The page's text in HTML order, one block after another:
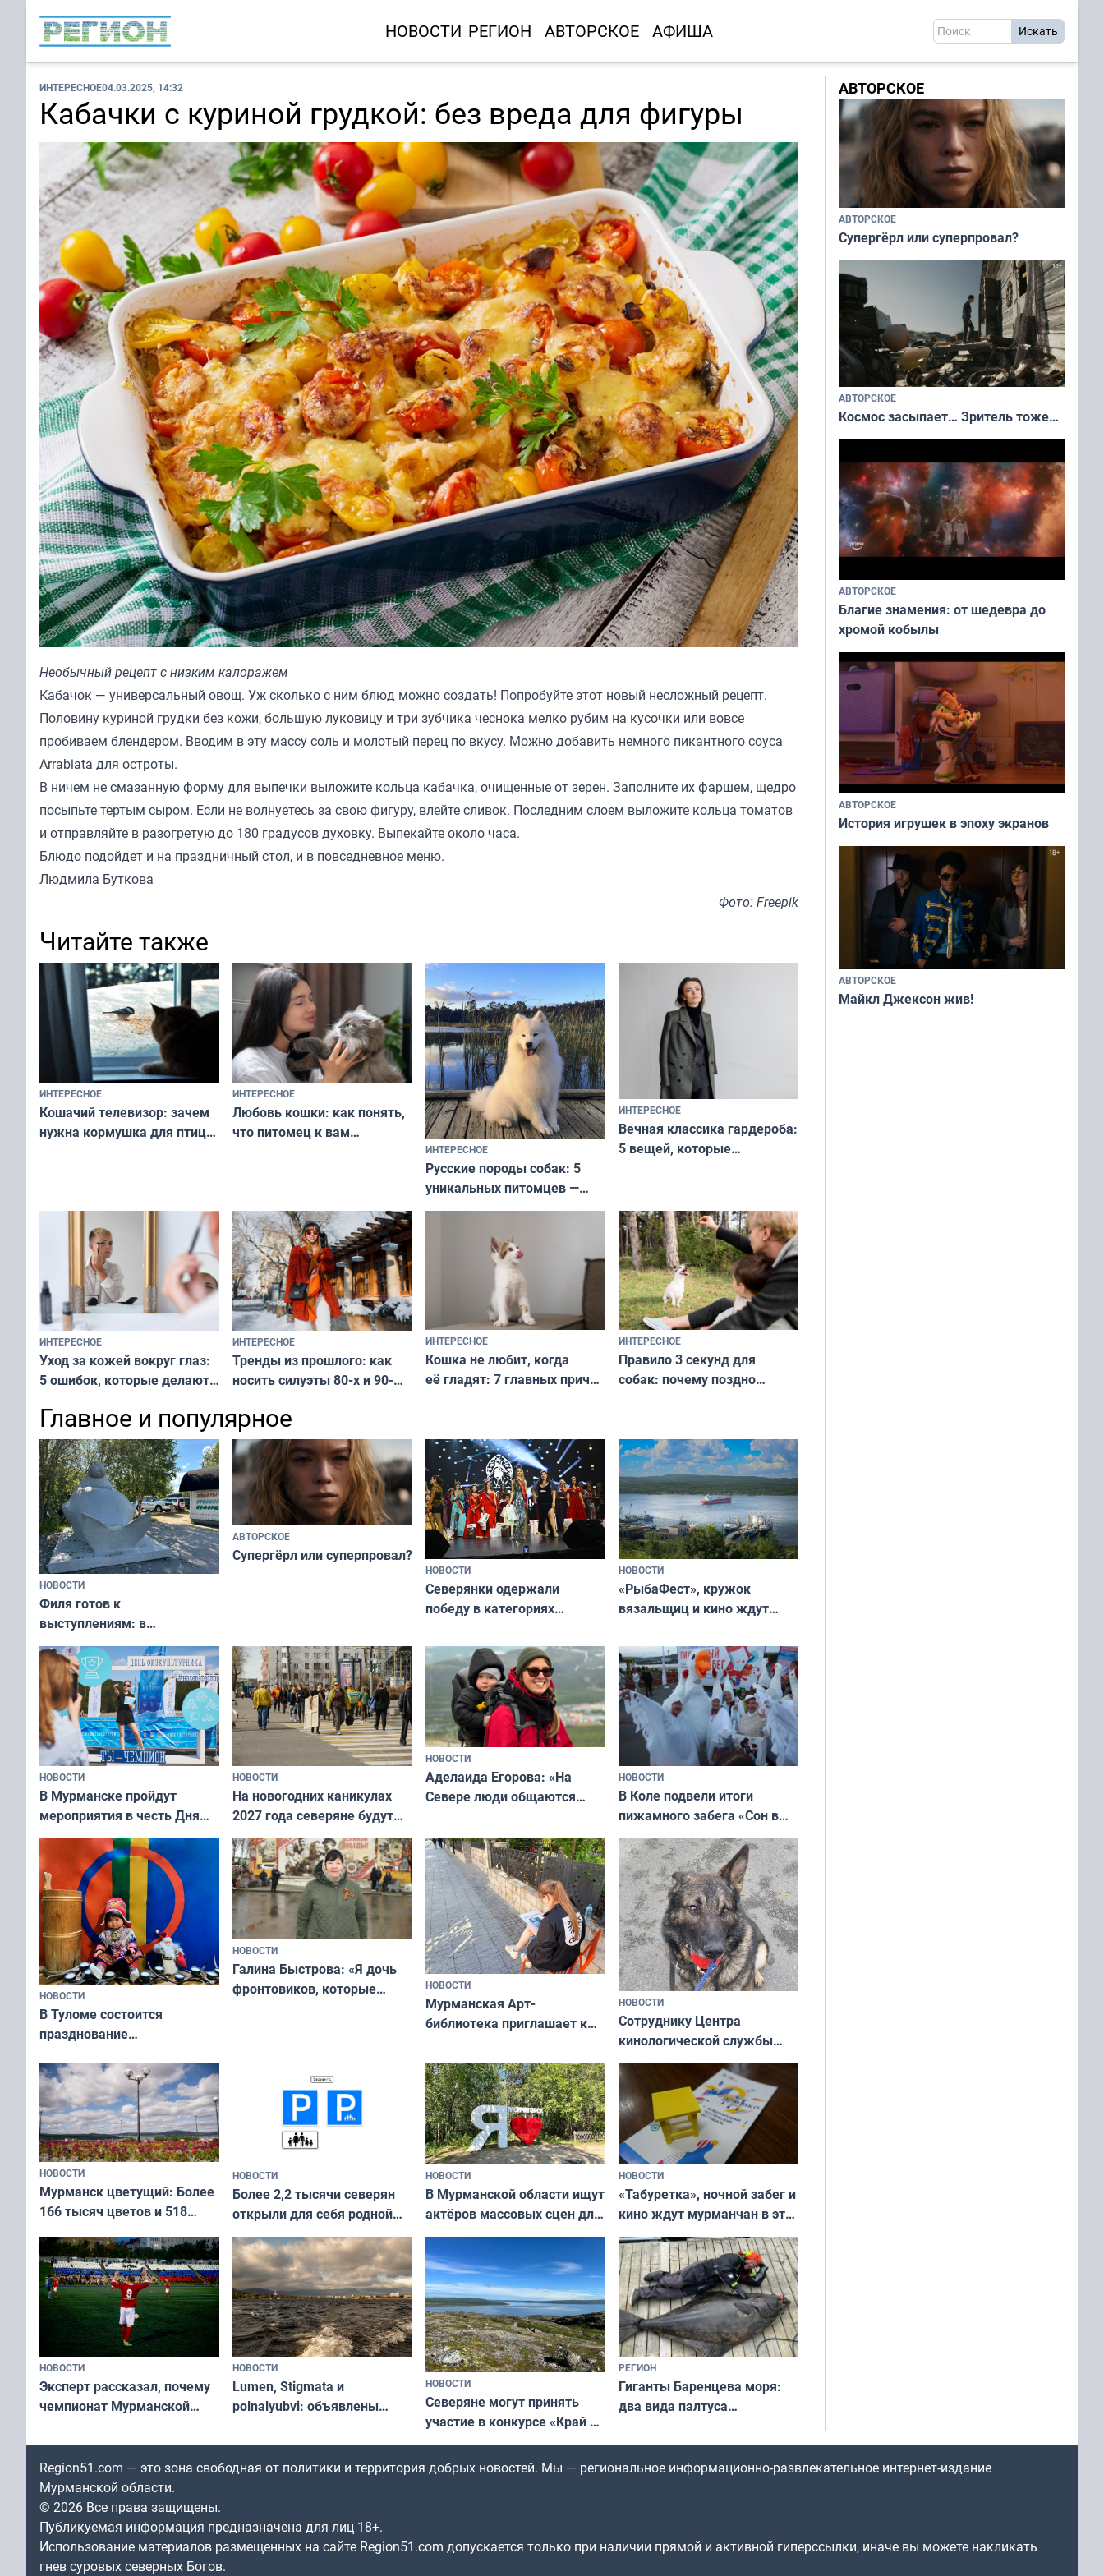
НОВОСТИ РЕГИОН АВТОРСКОЕ АФИША
ИНТЕРЕСНОЕ04.03.2025, 14:32
Кабачки с куриной грудкой: без вреда для фигуры
Необычный рецепт с низким калоражем
Кабачок — универсальный овощ. Уж сколько с ним блюд можно создать! Попробуйте этот новый несложный рецепт.
Половину куриной грудки без кожи, большую луковицу и три зубчика чеснока мелко рубим на кусочки или вовсе
пробиваем блендером. Вводим в эту массу соль и молотый перец по вкусу. Можно добавить немного пикантного соуса
Arrabiata для остроты.
В ничем не смазанную форму для выпечки выложите кольца кабачка, очищенные от зерен. Заполните их фаршем, щедро
посыпьте тертым сыром. Если не волнуетесь за свою фигуру, влейте сливок. Последним слоем выложите кольца томатов
и отправляйте в разогретую до 180 градусов духовку. Выпекайте около часа.
Блюдо подойдет и на праздничный стол, и в повседневное меню.
Людмила Буткова
Фото: Freepik
Читайте также
ИНТЕРЕСНОЕ
Кошачий телевизор: зачем
нужна кормушка для птиц
ИНТЕРЕСНОЕ
Любовь кошки: как понять,
что питомец к вам
ИНТЕРЕСНОЕ
Русские породы собак: 5
уникальных питомцев —
национальные сокровища
и характером
ИНТЕРЕСНОЕ
Вечная классика гардероба:
5 вещей, которые
и актуально в любой сезон
ИНТЕРЕСНОЕ
Уход за кожей вокруг глаз:
5 ошибок, которые делают
и вернуть свежий взгляд
без дорогих средств
ИНТЕРЕСНОЕ
Тренды из прошлого: как
носить силуэты 80-х и 90-
современно и стильно без
переплат
ИНТЕРЕСНОЕ
Кошка не любит, когда
её гладят: 7 главных причин
независимому питомцу
ИНТЕРЕСНОЕ
Правило 3 секунд для
собак: почему поздно
питомцу всё сразу и без
криков
Главное и популярное
НОВОСТИ
Филя готов к
выступлениям: в
мурманском океанариуме
рассказали о состоянии
тюленей
АВТОРСКОЕ
Супергёрл или суперпровал?
НОВОСТИ
Северянки одержали
победу в категориях
«Мисс и Миссис Великая
Русь»
НОВОСТИ
«РыбаФест», кружок
вязальщиц и кино ждут
НОВОСТИ
В Мурманске пройдут
мероприятия в честь Дня
физкультурника
НОВОСТИ
На новогодних каникулах
2027 года северяне будут
отдыхать 11 дней
НОВОСТИ
Аделаида Егорова: «На
Севере люди общаются
а потому что
ты им интересен»
НОВОСТИ
В Коле подвели итоги
пижамного забега «Сон в
Олимпийскую ночь»
НОВОСТИ
В Туломе состоится
празднование
коренных народов мира
НОВОСТИ
Галина Быстрова: «Я дочь
фронтовиков, которые
НОВОСТИ
Мурманская Арт-
библиотека приглашает к
и фотографов
НОВОСТИ
Сотруднику Центра
кинологической службы
ищут новый дом
НОВОСТИ
Мурманск цветущий: Более
166 тысяч цветов и 518
НОВОСТИ
Более 2,2 тысячи северян
открыли для себя родной
край в рамках проекта
«Туризм для своих»
НОВОСТИ
В Мурманской области ищут
актёров массовых сцен для
съёмок в
короткометражном фильме
НОВОСТИ
«Табуретка», ночной забег и
кино ждут мурманчан в эти
выходные
НОВОСТИ
Эксперт рассказал, почему
чемпионат Мурманской
незамеченным
НОВОСТИ
Lumen, Stigmata и
polnalyubvi: объявлены
«Имандра» в 2026 года
НОВОСТИ
Северяне могут принять
участие в конкурсе «Край у
северной границы: фотогид
по Печенгскому округу»
РЕГИОН
Гиганты Баренцева моря:
два вида палтуса
АВТОРСКОЕ
АВТОРСКОЕ
Супергёрл или суперпровал?
АВТОРСКОЕ
Космос засыпает… Зритель тоже…
АВТОРСКОЕ
Благие знамения: от шедевра до
хромой кобылы
АВТОРСКОЕ
История игрушек в эпоху экранов
АВТОРСКОЕ
Майкл Джексон жив!
Region51.com — это зона свободная от политики и территория добрых новостей. Мы — региональное информационно-развлекательное интернет-издание
Мурманской области.
© 2026 Все права защищены.
Публикуемая информация предназначена для лиц 18+.
Использование материалов размещенных на сайте Region51.com допускается только при наличии прямой и активной гиперссылки, иначе вы можете накликать
гнев суровых северных Богов.